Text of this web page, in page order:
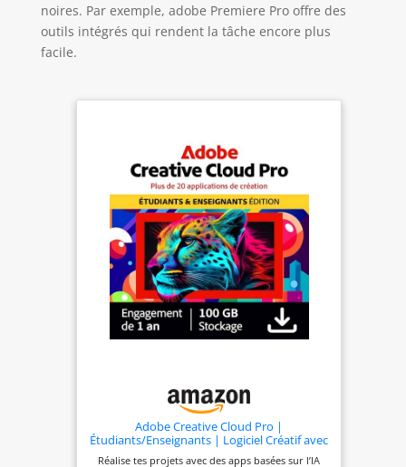
noires. Par exemple, adobe Premiere Pro offre des
outils intégrés qui rendent la tâche encore plus
facile.
Adobe Creative Cloud Pro |
Étudiants/Enseignants | Logiciel Créatif avec
IA | 1 an | PC/Mac | Téléchargement
Réalise tes projets avec des apps basées sur l’IA